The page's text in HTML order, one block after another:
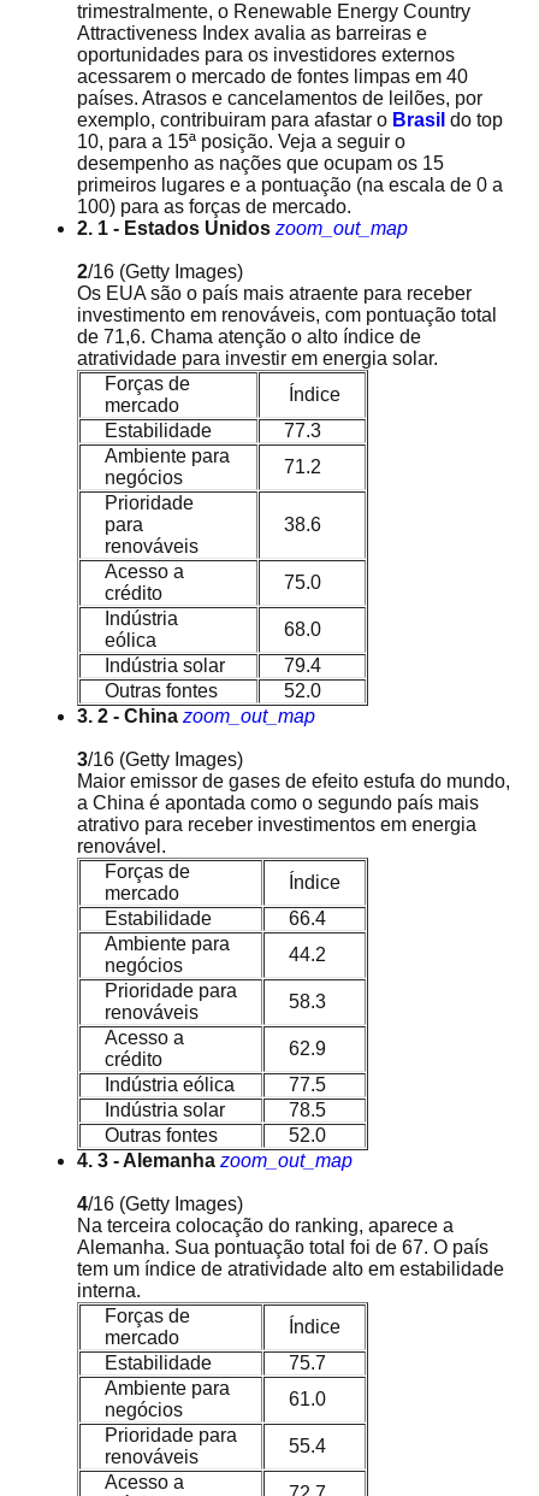
trimestralmente, o Renewable Energy Country
Attractiveness Index avalia as barreiras e
oportunidades para os investidores externos
acessarem o mercado de fontes limpas em 40
países. Atrasos e cancelamentos de leilões, por
exemplo, contribuiram para afastar o Brasil do top
10, para a 15ª posição. Veja a seguir o
desempenho as nações que ocupam os 15
primeiros lugares e a pontuação (na escala de 0 a
100) para as forças de mercado.
2. 1 - Estados Unidos zoom_out_map
2/16 (Getty Images)
Os EUA são o país mais atraente para receber
investimento em renováveis, com pontuação total
de 71,6. Chama atenção o alto índice de
atratividade para investir em energia solar.
Forças de
mercado
Índice
Estabilidade
77.3
Ambiente para
negócios
71.2
Prioridade
para
renováveis
38.6
Acesso a
crédito
75.0
Indústria
eólica
68.0
Indústria solar
79.4
Outras fontes
52.0
3. 2 - China zoom_out_map
3/16 (Getty Images)
Maior emissor de gases de efeito estufa do mundo,
a China é apontada como o segundo país mais
atrativo para receber investimentos em energia
renovável.
Forças de
mercado
Índice
Estabilidade
66.4
Ambiente para
negócios
44.2
Prioridade para
renováveis
58.3
Acesso a
crédito
62.9
Indústria eólica
77.5
Indústria solar
78.5
Outras fontes
52.0
4. 3 - Alemanha zoom_out_map
4/16 (Getty Images)
Na terceira colocação do ranking, aparece a
Alemanha. Sua pontuação total foi de 67. O país
tem um índice de atratividade alto em estabilidade
interna.
Forças de
mercado
Índice
Estabilidade
75.7
Ambiente para
negócios
61.0
Prioridade para
renováveis
55.4
Acesso a